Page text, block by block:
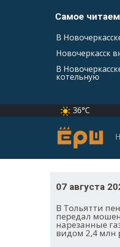
Самое
В
Новочеркасск
В
котельную
36°C
07 августа
В Тольятти
передал
нарезанные
видом 2,4 млн